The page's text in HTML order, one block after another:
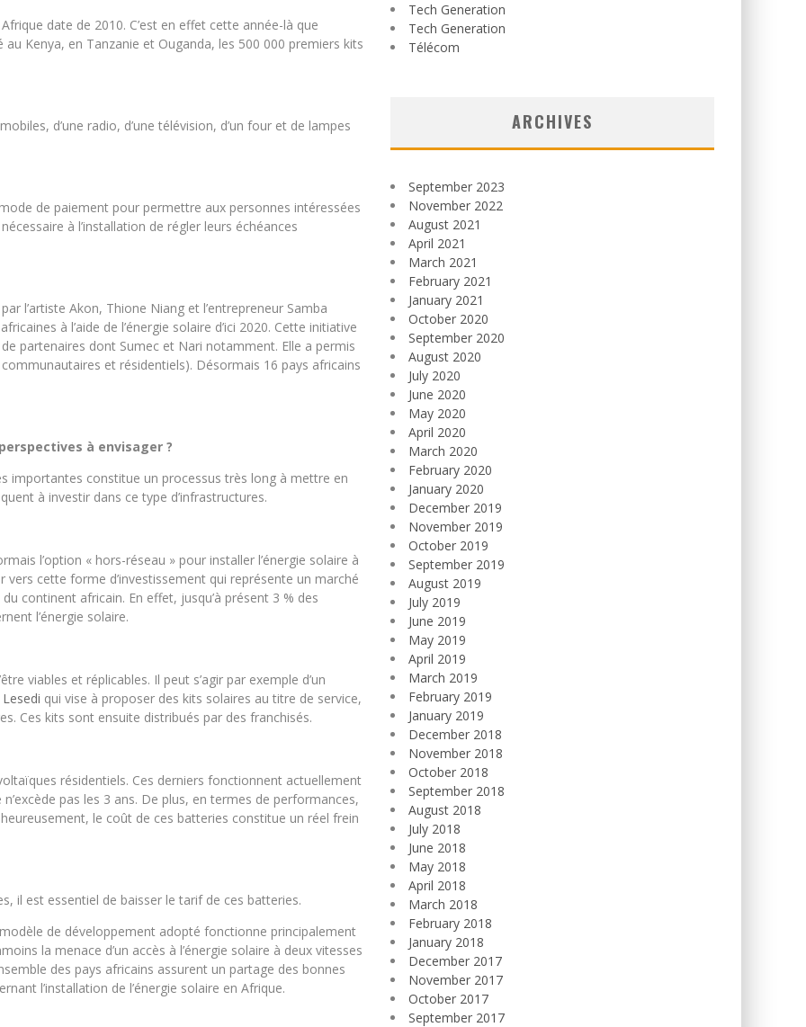
date de 2010. C’est en effet cette année-là que
Kenya, en Tanzanie et Ouganda, les 500 000 premiers kits
d’une radio, d’une télévision, d’un four et de lampes
de paiement pour permettre aux personnes intéressées
à l’installation de régler leurs échéances
l’artiste Akon, Thione Niang et l’entrepreneur Samba
à l’aide de l’énergie solaire d’ici 2020. Cette initiative
partenaires dont Sumec et Nari notamment. Elle a permis
et résidentiels). Désormais 16 pays africains
à envisager ?
importantes constitue un processus très long à mettre en
à investir dans ce type d’infrastructures.
l’option « hors-réseau » pour installer l’énergie solaire à
vers cette forme d’investissement qui représente un marché
continent africain. En effet, jusqu’à présent 3 % des
l’énergie solaire.
viables et réplicables. Il peut s’agir par exemple d’un
qui vise à proposer des kits solaires au titre de service,
Ces kits sont ensuite distribués par des franchisés.
résidentiels. Ces derniers fonctionnent actuellement
pas les 3 ans. De plus, en termes de performances,
le coût de ces batteries constitue un réel frein
il est essentiel de baisser le tarif de ces batteries.
de développement adopté fonctionne principalement
la menace d’un accès à l’énergie solaire à deux vitesses
des pays africains assurent un partage des bonnes
l’installation de l’énergie solaire en Afrique.
Tech Generation
Tech Generation
Télécom
ARCHIVES
September 2023
November 2022
August 2021
April 2021
March 2021
February 2021
January 2021
October 2020
September 2020
August 2020
July 2020
June 2020
May 2020
April 2020
March 2020
February 2020
January 2020
December 2019
November 2019
October 2019
September 2019
August 2019
July 2019
June 2019
May 2019
April 2019
March 2019
February 2019
January 2019
December 2018
November 2018
October 2018
September 2018
August 2018
July 2018
June 2018
May 2018
April 2018
March 2018
February 2018
January 2018
December 2017
November 2017
October 2017
September 2017